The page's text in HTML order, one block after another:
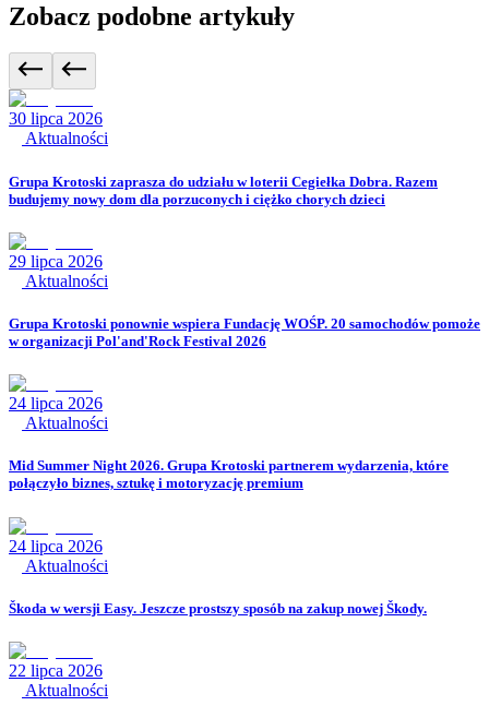
Zobacz podobne artykuły
30 lipca 2026
Aktualności
Grupa Krotoski zaprasza do udziału w loterii Cegiełka Dobra. Razem
budujemy nowy dom dla porzuconych i ciężko chorych dzieci
29 lipca 2026
Aktualności
Grupa Krotoski ponownie wspiera Fundację WOŚP. 20 samochodów pomoże
w organizacji Pol'and'Rock Festival 2026
24 lipca 2026
Aktualności
Mid Summer Night 2026. Grupa Krotoski partnerem wydarzenia, które
połączyło biznes, sztukę i motoryzację premium
24 lipca 2026
Aktualności
Škoda w wersji Easy. Jeszcze prostszy sposób na zakup nowej Škody.
22 lipca 2026
Aktualności